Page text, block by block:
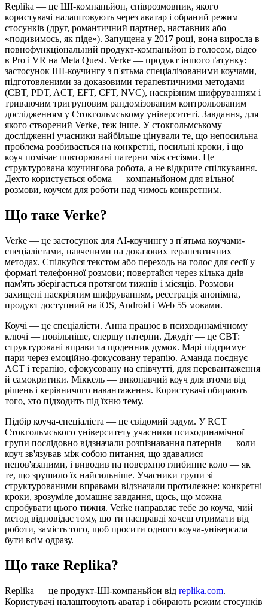
Replika — це ШІ-компаньйон, співрозмовник, якого
користувачі налаштовують через аватар і обраний режим
стосунків (друг, романтичний партнер, наставник або
«подивимось, як піде»). Запущена у 2017 році, вона виросла в
повнофункціональний продукт-компаньйон із голосом, відео
в Pro і VR на Meta Quest. Verke — продукт іншого ґатунку:
застосунок ШІ-коучингу з п'ятьма спеціалізованими коучами,
підготовленими за доказовими терапевтичними методами
(CBT, PDT, ACT, EFT, CFT, NVC), наскрізним шифруванням і
триваючим тригруповим рандомізованим контрольованим
дослідженням у Стокгольмському університеті. Завдання, для
якого створений Verke, теж інше. У стокгольмському
дослідженні учасники найбільше цінували те, що непосильна
проблема розбивається на конкретні, посильні кроки, і що
коуч помічає повторювані патерни між сесіями. Це
структурована коучингова робота, а не відкрите спілкування.
Дехто користується обома — компаньйоном для вільної
розмови, коучем для роботи над чимось конкретним.
Що таке Verke?
Verke — це застосунок для AI-коучингу з п'ятьма коучами-
спеціалістами, навченими на доказових терапевтичних
методах. Спілкуйся текстом або переходь на голос для сесії у
форматі телефонної розмови; повертайся через кілька днів —
пам'ять зберігається протягом тижнів і місяців. Розмови
захищені наскрізним шифруванням, реєстрація анонімна,
продукт доступний на iOS, Android і Web 55 мовами.
Коучі — це спеціалісти. Анна працює в психодинамічному
ключі — повільніше, спершу патерни. Джудіт — це CBT:
структуровані вправи та щоденник думок. Марі підтримує
пари через емоційно-фокусовану терапію. Аманда поєднує
ACT і терапію, сфокусовану на співчутті, для перевантаження
й самокритики. Міккель — виконавчий коуч для втоми від
рішень і керівничого навантаження. Користувачі обирають
того, хто підходить під їхню тему.
Підбір коуча-спеціаліста — це свідомий задум. У RCT
Стокгольмського університету учасники психодинамічної
групи послідовно відзначали розпізнавання патернів — коли
коуч зв'язував між собою питання, що здавалися
непов'язаними, і виводив на поверхню глибинне коло — як
те, що зрушило їх найсильніше. Учасники групи зі
структурованими вправами відзначали протилежне: конкретні
кроки, зрозуміле домашнє завдання, щось, що можна
спробувати цього тижня. Verke направляє тебе до коуча, чий
метод відповідає тому, що ти насправді хочеш отримати від
роботи, замість того, щоб просити одного коуча-універсала
бути всім одразу.
Що таке Replika?
Replika — це продукт-ШІ-компаньйон від replika.com.
Користувачі налаштовують аватар і обирають режим стосунків